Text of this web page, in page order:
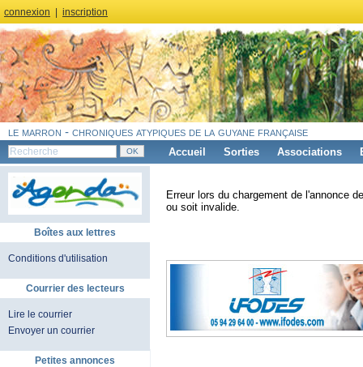
connexion inscription
le marron - chroniques atypiques de la guyane française
Accueil Sorties Associations
Boîtes aux lettres
Conditions d'utilisation
Courrier des lecteurs
Lire le courrier
Envoyer un courrier
Petites annonces
Erreur lors du chargement de l'annonce
ou soit invalide.